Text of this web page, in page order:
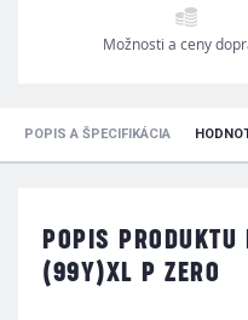
Možnosti a ceny
POPIS A ŠPECIFIKÁCIA
POPIS
(99Y)XL P ZERO